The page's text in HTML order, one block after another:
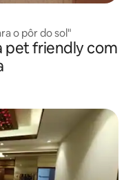
o pôr do sol"
pet friendly com